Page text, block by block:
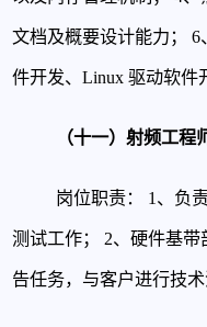
文档及概要设计能力；6
件开发、Linux 驱动软件
（十一）射频工程
岗位职责： 1、负
测试工作；2、硬件基
告任务，与客户进行技术